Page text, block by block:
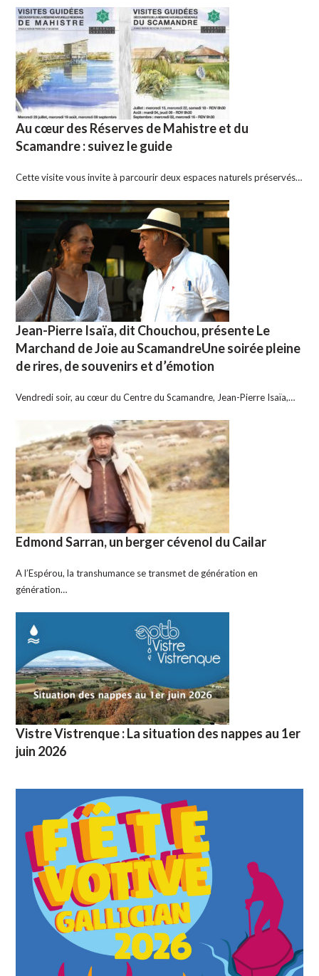
Au cœur des Réserves de Mahistre et du
Scamandre : suivez le guide
Cette visite vous invite à parcourir deux espaces naturels préservés…
Jean-Pierre Isaïa, dit Chouchou, présente Le
Marchand de Joie au ScamandreUne soirée pleine
de rires, de souvenirs et d’émotion
Vendredi soir, au cœur du Centre du Scamandre, Jean-Pierre Isaïa,…
Edmond Sarran, un berger cévenol du Cailar
A l’Espérou, la transhumance se transmet de génération en
génération…
Vistre Vistrenque : La situation des nappes au 1er
juin 2026